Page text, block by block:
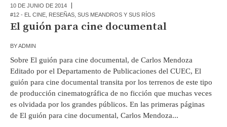
10 DE JUNIO DE 2014
#12 - EL CINE RESEÑAS SUS MEANDROS Y SUS RÍOS
El guión para cine documental
BYADMIN
Sobre El guión para cine documental, de Carlos Mendoza
Editado por el Departamento de Publicaciones del CUEC, El
guión para cine documental transita por los terrenos de este tipo
de producción cinematográfica de no ficción que muchas veces
es olvidada por los grandes públicos. En las primeras páginas
de El guión para cine documental, Carlos Mendoza...